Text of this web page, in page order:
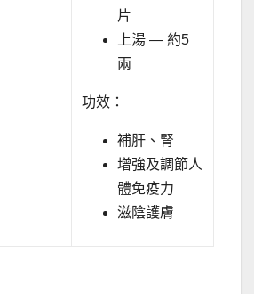
片
上湯 — 約5
兩
功效：
補肝、腎
增強及調節人
體免疫力
滋陰護膚